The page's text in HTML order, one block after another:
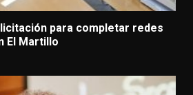
licitación para completar redes
El Martillo